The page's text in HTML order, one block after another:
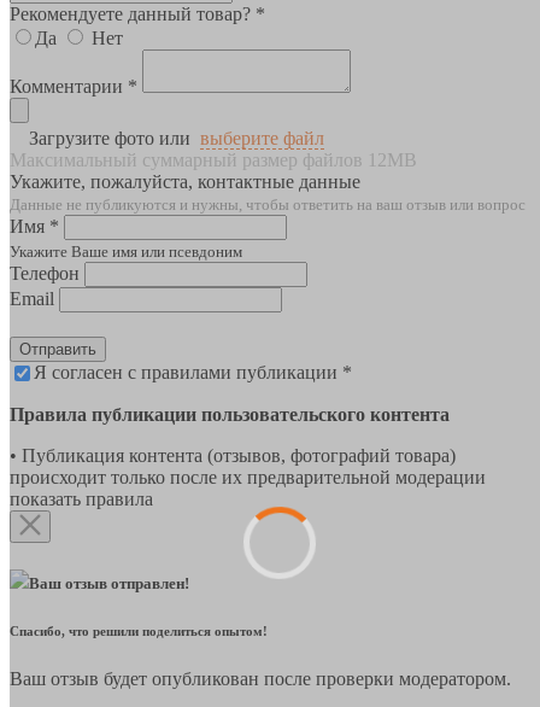
Рекомендуете данный товар? *
Да
Нет
Комментарии *
Загрузите фото или выберите файл
Максимальный суммарный размер файлов 12MB
Укажите, пожалуйста, контактные данные
Данные не публикуются и нужны, чтобы ответить на ваш отзыв или вопрос
Имя *
Укажите Ваше имя или псевдоним
Телефон
Email
Отправить
Я согласен с правилами публикации *
Правила публикации пользовательского контента
• Публикация контента (отзывов, фотографий товара)
происходит только после их предварительной модерации
показать правила
Ваш отзыв отправлен!
Спасибо, что решили поделиться опытом!
Ваш отзыв будет опубликован после проверки модератором.